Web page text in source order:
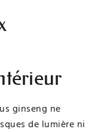
ginseng ne
de lumière ni